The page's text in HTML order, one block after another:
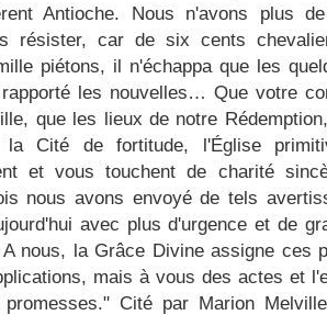
Antioche. Nous n'avons plus
résister, car de six cents
piétons, il n'échappa que les
les nouvelles… Que votre
que les lieux de notre
la Cité de fortitude, l'Église
et vous touchent de charité
nous avons envoyé de tels
avec plus d'urgence et de
nous, la Grâce Divine assigne ces
mais à vous des actes et
Cité par Marion